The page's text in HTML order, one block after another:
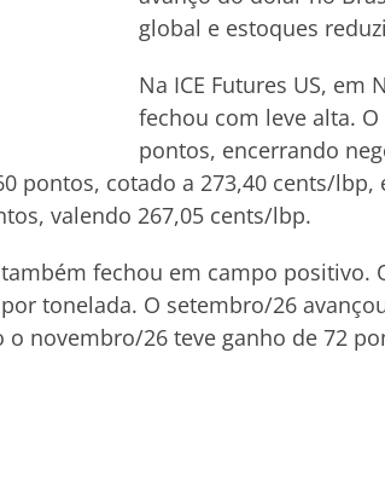
global e estoques
Na ICE Futures US, em
fechou com leve alta.
pontos, encerrando
pontos, cotado a 273,40 cents/
valendo 267,05 cents/lbp.
fechou em campo positivo.
tonelada. O setembro/26
novembro/26 teve ganho de 72